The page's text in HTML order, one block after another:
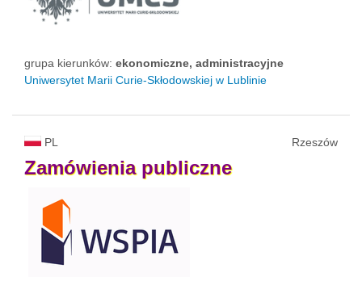
grupa kierunków: ekonomiczne, administracyjne
Uniwersytet Marii Curie-Skłodowskiej w Lublinie
PL Rzeszów
Zamówienia publiczne